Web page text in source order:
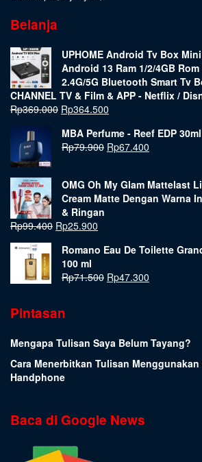
Belanja
UPHOME Android Tv Box
Android 13 Ram 1/2/4GB Rom
2.4G/5G Bluetooth Smart Tv
CHANNEL TV & Film & APP - Netflix /
Rp369.000 Rp364.500
MBA Perfume - Reef EDP 30ml
Rp79.900 Rp67.400
OMG Oh My Glam Mattelast
Cream Matte Dengan Warna
& Ringan
Rp99.400 Rp25.900
Romano Eau De Toilette
100 ml
Rp71.500 Rp47.300
Pintasan
Mengapa Tulisan Saya Belum Tayang?
Cara Menerbitkan Tulisan
Handphone
Baca di Google News